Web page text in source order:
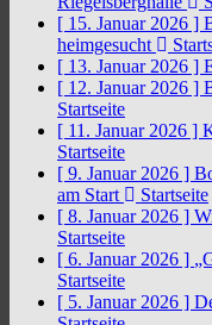
[ 15. Januar 2026 ]
heimgesucht
[ 13. Januar 2026 ]
[ 12. Januar 2026 ]
Startseite
[ 11. Januar 2026 ]
Startseite
[ 9. Januar 2026 ]
am Start
Startseite
[ 8. Januar 2026 ]
Startseite
[ 6. Januar 2026 ]
Startseite
[ 5. Januar 2026 ]